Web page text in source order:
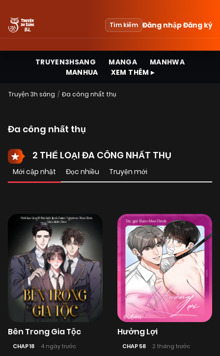
Tìm kiếm Đăng nhậpĐăng ký
TRUYEN3HSANG MANGA
MANHWA
MANHUA
XEM THÊM ▸
Truyện 3h sáng Đa công nhất thụ
Đa công nhất thụ
2 THỂ LOẠI ĐA CÔNG NHẤT THỤ
Mới cập nhật Đọc nhiều Truyện mới
Bên Trong Gia Tộc
CHAP 18 4 ngày trước
Hưởng Lợi
CHAP 58 2 tháng trước